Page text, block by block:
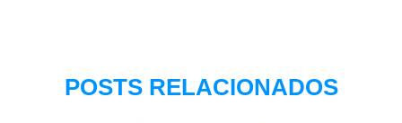
POSTS RELACIONADOS